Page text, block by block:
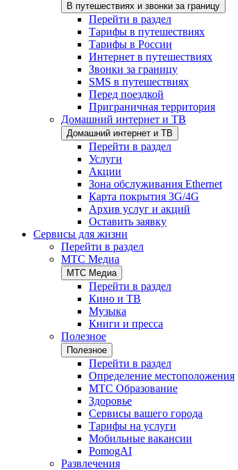
В путешествиях и звонки за границу
Перейти в раздел
Тарифы в путешествиях
Тарифы в России
Интернет в путешествиях
Звонки за границу
SMS в путешествиях
Перед поездкой
Приграничная территория
Домашний интернет и ТВ
Домашний интернет и ТВ
Перейти в раздел
Услуги
Акции
Зона обслуживания Ethernet
Карта покрытия 3G/4G
Архив услуг и акций
Оставить заявку
Сервисы для жизни
Перейти в раздел
МТС Медиа
МТС Медиа
Перейти в раздел
Кино и ТВ
Музыка
Книги и пресса
Полезное
Полезное
Перейти в раздел
Определение местоположения
МТС Образование
Здоровье
Сервисы вашего города
Тарифы на услуги
Мобильные вакансии
PomogAI
Развлечения